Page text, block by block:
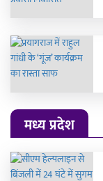
मध्य प्रदेश